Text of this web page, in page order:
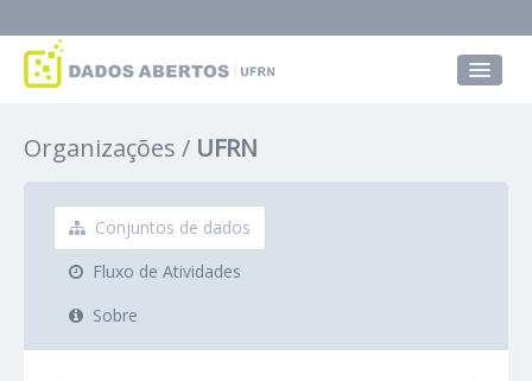
Grupos
Sobre
Organizações UFRN
Conjuntos de dados
Fluxo de Atividades
Sobre